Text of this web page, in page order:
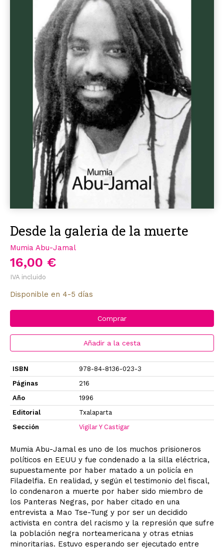
Desde la galeria de la muerte
Mumia Abu-Jamal
16,00 €
IVA incluido
Disponible en 4-5 días
Comprar
Añadir a la cesta
ISBN
978-84-8136-023-3
Páginas
216
Año
1996
Editorial
Txalaparta
Sección
Vigilar Y Castigar
Mumia Abu-Jamal es uno de los muchos prisioneros
políticos en EEUU y fue condenado a la silla eléctrica,
supuestamente por haber matado a un policía en
Filadelfia. En realidad, y según el testimonio del fiscal,
lo condenaron a muerte por haber sido miembro de
los Panteras Negras, por haber citado en una
entrevista a Mao Tse-Tung y por ser un decidido
activista en contra del racismo y la represión que sufre
la población negra norteamericana y otras etnias
minoritarias. Estuvo esperando ser ejecutado entre